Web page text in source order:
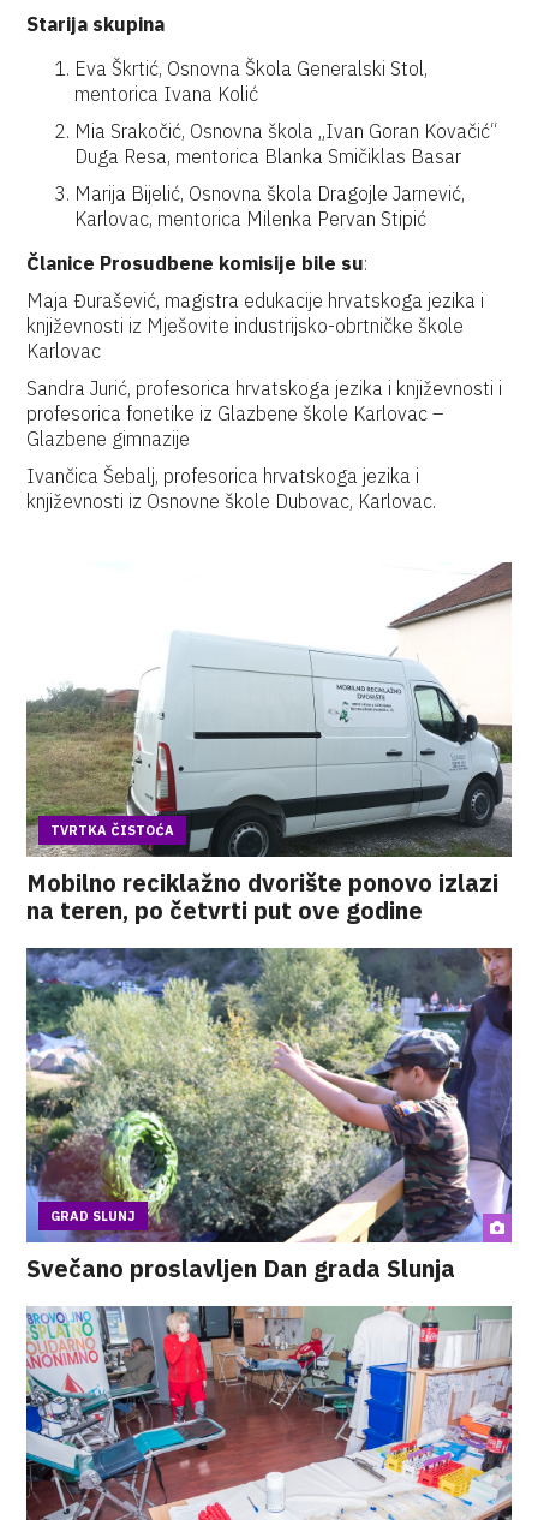
Starija skupina
Eva Škrtić, Osnovna Škola Generalski Stol,
mentorica Ivana Kolić
Mia Srakočić, Osnovna škola „Ivan Goran Kovačić“
Duga Resa, mentorica Blanka Smičiklas Basar
Marija Bijelić, Osnovna škola Dragojle Jarnević,
Karlovac, mentorica Milenka Pervan Stipić
Članice Prosudbene komisije bile su:
Maja Đurašević, magistra edukacije hrvatskoga jezika i
književnosti iz Mješovite industrijsko-obrtničke škole
Karlovac
Sandra Jurić, profesorica hrvatskoga jezika i književnosti i
profesorica fonetike iz Glazbene škole Karlovac –
Glazbene gimnazije
Ivančica Šebalj, profesorica hrvatskoga jezika i
književnosti iz Osnovne škole Dubovac, Karlovac.
TVRTKA ČISTOĆA
Mobilno reciklažno dvorište ponovo izlazi
na teren, po četvrti put ove godine
GRAD SLUNJ
Svečano proslavljen Dan grada Slunja